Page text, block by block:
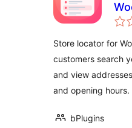
Store locator for
customers search
and view
and opening hours.
bPlugins